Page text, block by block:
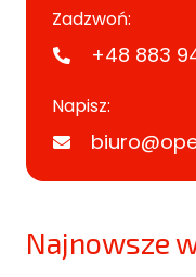
Zadzwoń:
+48 883
Napisz:
Najnowsze